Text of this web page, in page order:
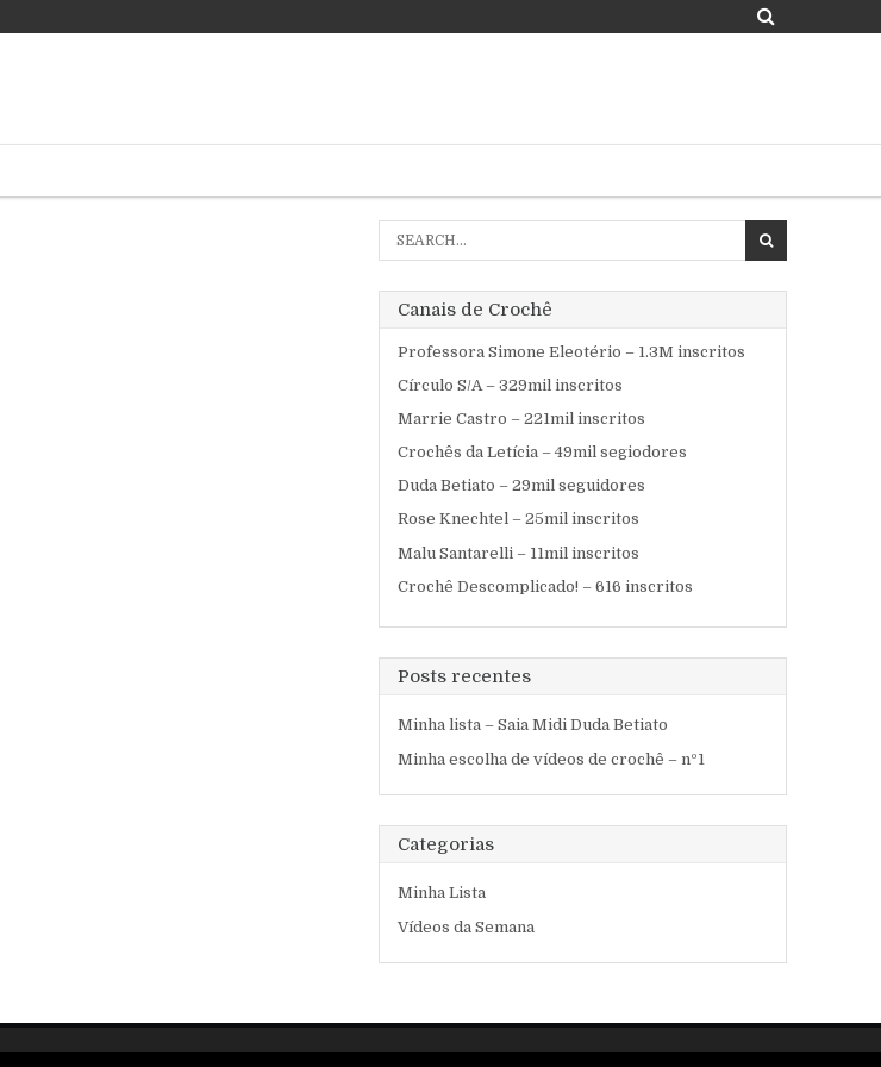
Canais de Crochê
Professora Simone Eleotério – 1.3M inscritos
Círculo S/A – 329mil inscritos
Marrie Castro – 221mil inscritos
Crochês da Letícia – 49mil segiodores
Duda Betiato – 29mil seguidores
Rose Knechtel – 25mil inscritos
Malu Santarelli – 11mil inscritos
Crochê Descomplicado! – 616 inscritos
Posts recentes
Minha lista – Saia Midi Duda Betiato
Minha escolha de vídeos de crochê – nº1
Categorias
Minha Lista
Vídeos da Semana